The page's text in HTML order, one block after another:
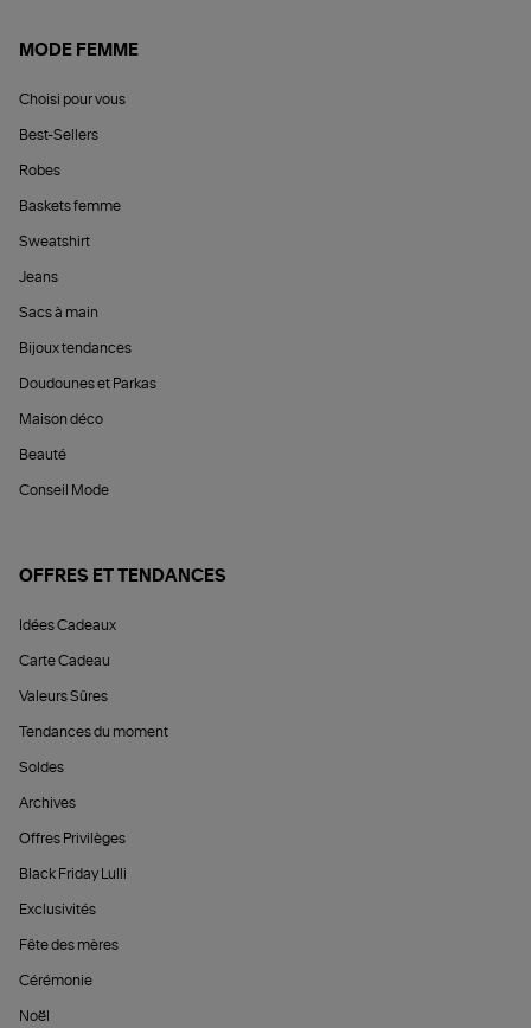
MODE FEMME
Choisi pour vous
Best-Sellers
Robes
Baskets femme
Sweatshirt
Jeans
Sacs à main
Bijoux tendances
Doudounes et Parkas
Maison déco
Beauté
Conseil Mode
OFFRES ET TENDANCES
Idées Cadeaux
Carte Cadeau
Valeurs Sûres
Tendances du moment
Soldes
Archives
Offres Privilèges
Black Friday Lulli
Exclusivités
Fête des mères
Cérémonie
Noël